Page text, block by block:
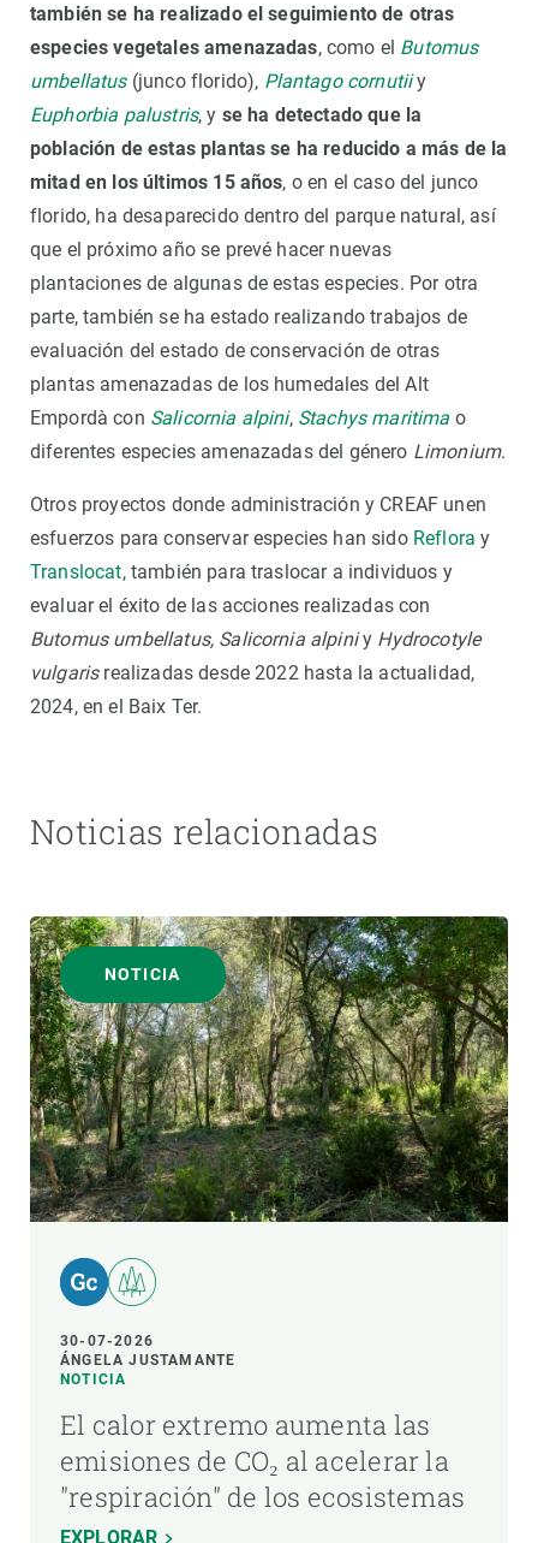
también se ha realizado el seguimiento de otras
especies vegetales amenazadas, como el Butomus
umbellatus(junco florido), Plantago cornutiiy
Euphorbia palustris, y se ha detectado que la
población de estas plantas se ha reducido a más de la
mitad en los últimos 15 años, o en el caso del junco
florido, ha desaparecido dentro del parque natural, así
que el próximo año se prevé hacer nuevas
plantaciones de algunas de estas especies. Por otra
parte, también se ha estado realizando trabajos de
evaluación del estado de conservación de otras
plantas amenazadas de los humedales del Alt
Empordà con Salicornia alpini, Stachys maritima o
diferentes especies amenazadas del género Limonium.
Otros proyectos donde administración y CREAF unen
esfuerzos para conservar especies han sido Reflora y
Translocat, también para traslocar a individuos y
evaluar el éxito de las acciones realizadas con
Butomus umbellatus, Salicornia alpiniy Hydrocotyle
vulgarisrealizadas desde 2022 hasta la actualidad,
2024, en el Baix Ter.
Noticias relacionadas
NOTICIA
30-07-2026
ÁNGELA JUSTAMANTE
NOTICIA
El calor extremo aumenta las
emisiones de CO₂ al acelerar la
"respiración" de los ecosistemas
EXPLORAR